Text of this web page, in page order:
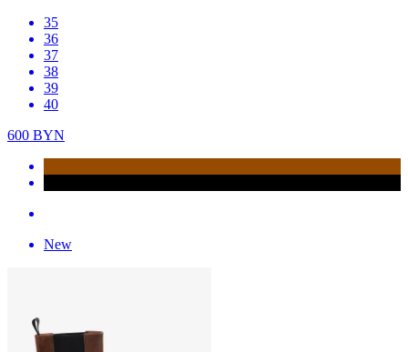
35
36
37
38
39
40
600 BYN
New